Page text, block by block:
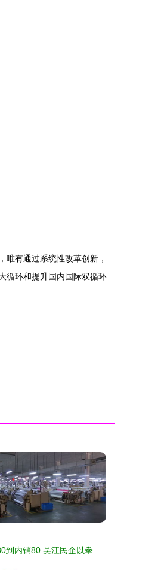
有通过系统性改革创新，
循环和提升国内国际双循环